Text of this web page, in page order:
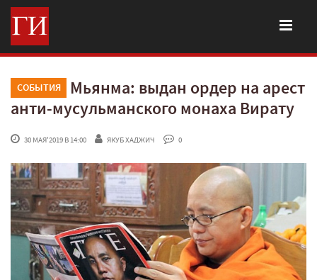
СОБЫТИЯ
Мьянма: выдан ордер на арест
анти-мусульманского монаха Вирату
30 МАЯ'2019 В 14:00 ЯКУБ ХАДЖИЧ 0